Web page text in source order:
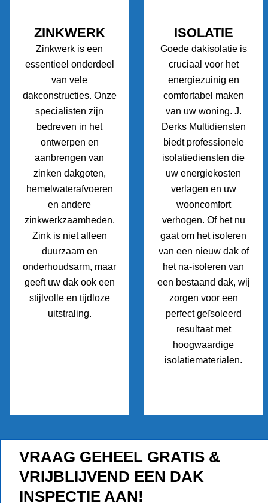
ZINKWERK
Zinkwerk is een
essentieel onderdeel
van vele
dakconstructies. Onze
specialisten zijn
bedreven in het
ontwerpen en
aanbrengen van
zinken dakgoten,
hemelwaterafvoeren
en andere
zinkwerkzaamheden.
Zink is niet alleen
duurzaam en
onderhoudsarm, maar
geeft uw dak ook een
stijlvolle en tijdloze
uitstraling.
ISOLATIE
Goede dakisolatie is
cruciaal voor het
energiezuinig en
comfortabel maken
van uw woning. J.
Derks Multidiensten
biedt professionele
isolatiediensten die
uw energiekosten
verlagen en uw
wooncomfort
verhogen. Of het nu
gaat om het isoleren
van een nieuw dak of
het na-isoleren van
een bestaand dak, wij
zorgen voor een
perfect geïsoleerd
resultaat met
hoogwaardige
isolatiematerialen.
VRAAG GEHEEL GRATIS &
VRIJBLIJVEND EEN DAK
INSPECTIE AAN!